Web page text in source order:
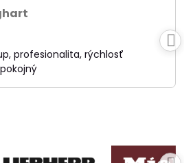
/
5
profesionalita, rýchlosť